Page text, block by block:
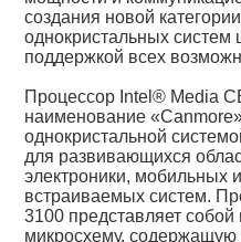
создания новой
однокристальных систем
поддержкой всех
Процессор Intel® Media
наименование
однокристальной
для развивающихся
электроники, мобильных
встраиваемых систем.
3100 представляет
микросхему, содержащую